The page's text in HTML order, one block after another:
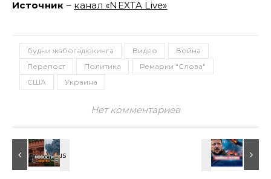
Источник – канал «NEXTA Live»
будни жабогадюкинга Видео
Война
Перепост
Политика
Ремарки "Слова"
США
Украина
Нет комментариев